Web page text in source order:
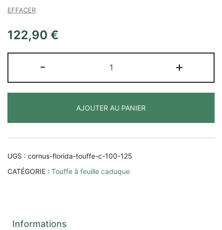
EFFACER
122,90 €
-
de
Cornus
+
AJOUTER AU PANIER
UGS : cornus-florida-touffe-c-100-125
CATÉGORIE : Touffe à feuille caduque
Informations